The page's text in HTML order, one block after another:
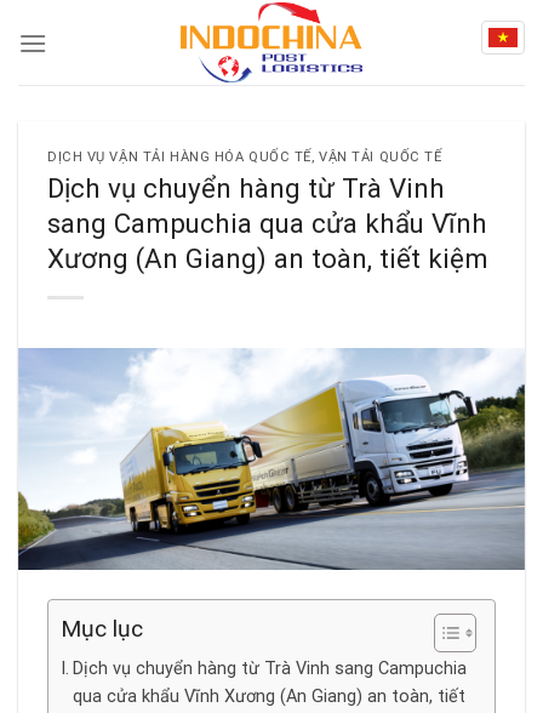
DỊCH VỤ VẬN TẢI HÀNG HÓA QUỐC TẾ,VẬN TẢI QUỐC TẾ
Dịch vụ chuyển hàng từ Trà Vinh
sang Campuchia qua cửa khẩu Vĩnh
Xương (An Giang) an toàn, tiết kiệm
Mục lục
Dịch vụ chuyển hàng từ Trà Vinh sang Campuchia
qua cửa khẩu Vĩnh Xương (An Giang) an toàn, tiết